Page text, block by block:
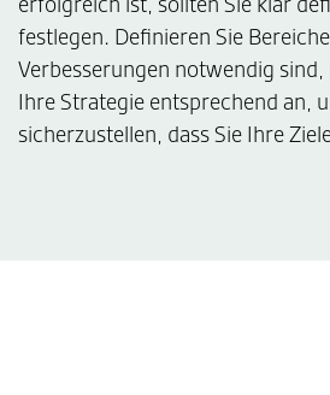
festlegen. Definieren Sie
Verbesserungen notwendig sind,
Ihre Strategie entsprechend an,
sicherzustellen, dass Sie Ihre